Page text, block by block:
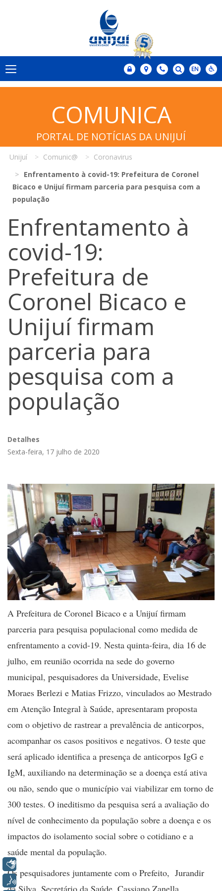
COMUNICA
PORTAL DE NOTÍCIAS DA UNIJUÍ
Unijuí Comunic@
Coronavirus
Enfrentamento à covid-19: Prefeitura de Coronel
Bicaco e Unijuí firmam parceria para pesquisa com a
população
Enfrentamento à
covid-19:
Prefeitura de
Coronel Bicaco e
Unijuí firmam
parceria para
pesquisa com a
população
Detalhes
Sexta-feira, 17 julho de 2020
A Prefeitura de Coronel Bicaco e a Unijuí firmam
parceria para pesquisa populacional como medida de
enfrentamento a covid-19. Nesta quinta-feira, dia 16 de
julho, em reunião ocorrida na sede do governo
municipal, pesquisadores da Universidade, Evelise
Moraes Berlezi e Matias Frizzo, vinculados ao Mestrado
em Atenção Integral à Saúde, apresentaram proposta
com o objetivo de rastrear a prevalência de anticorpos,
acompanhar os casos positivos e negativos. O teste que
será aplicado identifica a presença de anticorpos IgG e
IgM, auxiliando na determinação se a doença está ativa
ou não, sendo que o município vai viabilizar em torno de
300 testes. O ineditismo da pesquisa será a avaliação do
nível de conhecimento da população sobre a doença e os
impactos do isolamento social sobre o cotidiano e a
saúde mental da população.
Os pesquisadores juntamente com o Prefeito, Jurandir
Voz